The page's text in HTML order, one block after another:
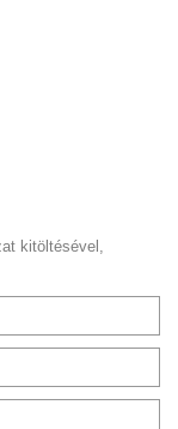
kitöltésével,